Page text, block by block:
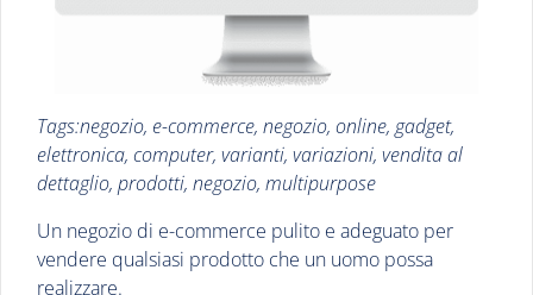
Tags:negozio, e-commerce, negozio, online, gadget,
elettronica, computer, varianti, variazioni, vendita al
dettaglio, prodotti, negozio, multipurpose
Un negozio di e-commerce pulito e adeguato per
vendere qualsiasi prodotto che un uomo possa
realizzare.